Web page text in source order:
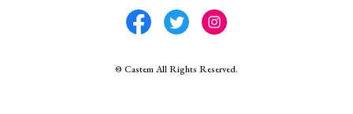
©︎ Castem All Rights Reserved.